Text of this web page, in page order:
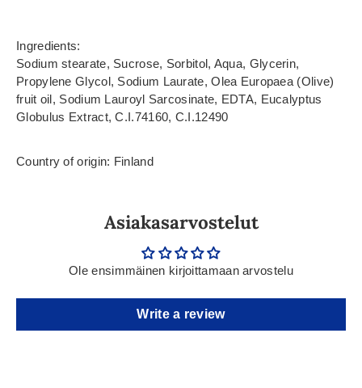
Ingredients:
Sodium stearate, Sucrose, Sorbitol, Aqua, Glycerin,
Propylene Glycol, Sodium Laurate, Olea Europaea (Olive)
fruit oil, Sodium Lauroyl Sarcosinate, EDTA, Eucalyptus
Globulus Extract, C.I.74160, C.I.12490
Country of origin: Finland
Asiakasarvostelut
Ole ensimmäinen kirjoittamaan arvostelu
Write a review